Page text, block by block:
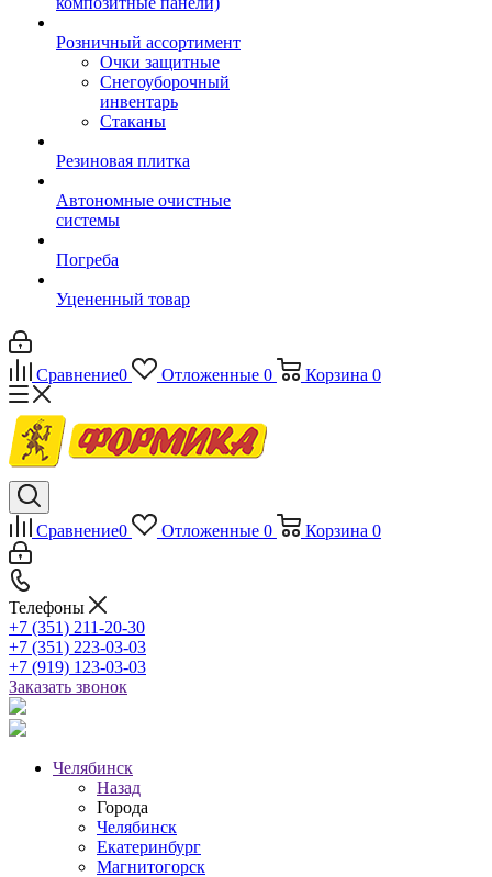
Розничный ассортимент
Очки защитные
Снегоуборочный
инвентарь
Стаканы
Резиновая плитка
Автономные очистные
системы
Погреба
Уцененный товар
Сравнение0 Отложенные 0 Корзина 0
Сравнение0 Отложенные 0 Корзина 0
Телефоны
+7 (351) 211-20-30
+7 (351) 223-03-03
+7 (919) 123-03-03
Заказать звонок
Челябинск
Назад
Города
Челябинск
Екатеринбург
Магнитогорск